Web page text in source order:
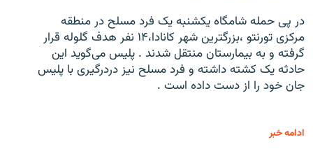
در پی حمله شامگاه یکشنبه یک فرد مسلح در منطقه
مرکزی تورنتو ،‌بزرگترین شهر کانادا،۱۴ نفر هدف گلوله قرار
گرفته و به بیمارستان منتقل شدند . پلیس می‌گوید این
حادثه یک کشته داشته و فرد مسلح نیز دردرگیری با پلیس
جان خود را از دست داده است .
ادامه خبر